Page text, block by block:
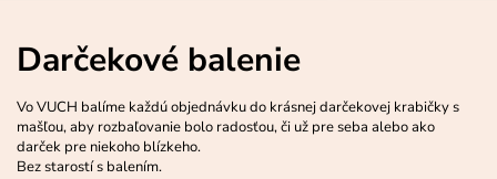
Darčekové balenie
Vo VUCH balíme každú objednávku do krásnej darčekovej krabičky s
mašľou, aby rozbaľovanie bolo radosťou, či už pre seba alebo ako
darček pre niekoho blízkeho.
Bez starostí s balením.